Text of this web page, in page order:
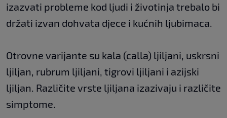
izazvati probleme kod ljudi i životinja trebalo bi
držati izvan dohvata djece i kućnih ljubimaca.
Otrovne varijante su kala (calla) ljiljani, uskrsni
ljiljan, rubrum ljiljani, tigrovi ljiljani i azijski
ljiljan. Različite vrste ljiljana izazivaju i različite
simptome.